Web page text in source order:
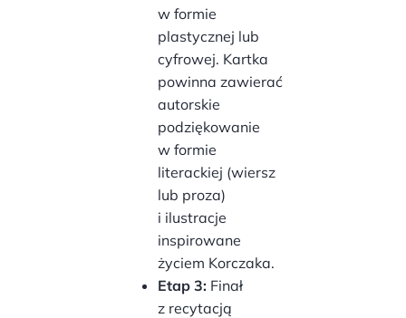
w formie
plastycznej lub
cyfrowej. Kartka
powinna zawierać
autorskie
podziękowanie
w formie
literackiej (wiersz
lub proza)
i ilustracje
inspirowane
życiem Korczaka.
Etap 3: Finał
z recytacją